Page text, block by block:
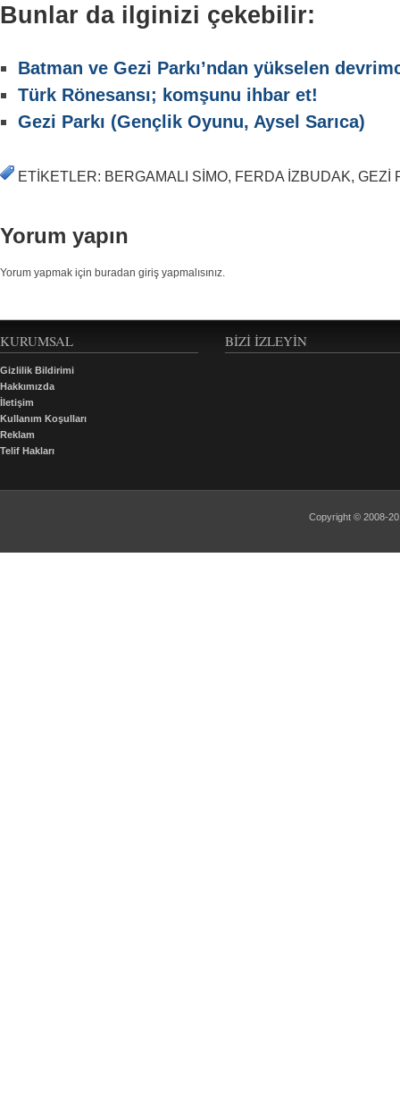
Bunlar da ilginizi çekebilir:
Batman ve Gezi Parkı’ndan yükselen
Türk Rönesansı; komşunu ihbar et!
Gezi Parkı (Gençlik Oyunu, Aysel Sarıca)
ETIKETLER: BERGAMALI SIMO, FERDA IZBUDAK, GEZI
Yorum yapın
Yorum yapmak için buradan giriş yapmalısınız.
KURUMSAL
Gizlilik Bildirimi
Hakkımızda
İletişim
Kullanım Koşulları
Reklam
Telif Hakları
BIZI İZLEYIN
Copyright © 2008-